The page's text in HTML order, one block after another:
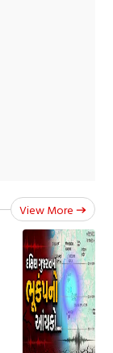
View More